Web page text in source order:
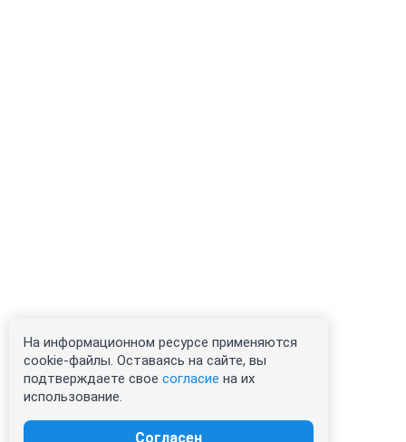
На информационном ресурсе применяются
cookie-файлы. Оставаясь на сайте, вы
подтверждаете свое согласие на их
использование.
Согласен